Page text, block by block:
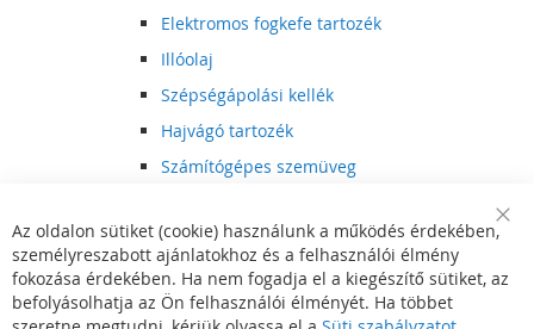
Elektromos fogkefe tartozék
Illóolaj
Szépségápolási kellék
Hajvágó tartozék
Számítógépes szemüveg
Hajvágó kiegészítő
Szórakoztató elektronika
Multimédia
DVD, BluRay lejátszó
Bar
Az oldalon sütiket (cookie) használunk a működés érdekében,
személyreszabott ajánlatokhoz és a felhasználói élmény
fokozása érdekében. Ha nem fogadja el a kiegészítő sütiket, az
befolyásolhatja az Ön felhasználói élményét. Ha többet